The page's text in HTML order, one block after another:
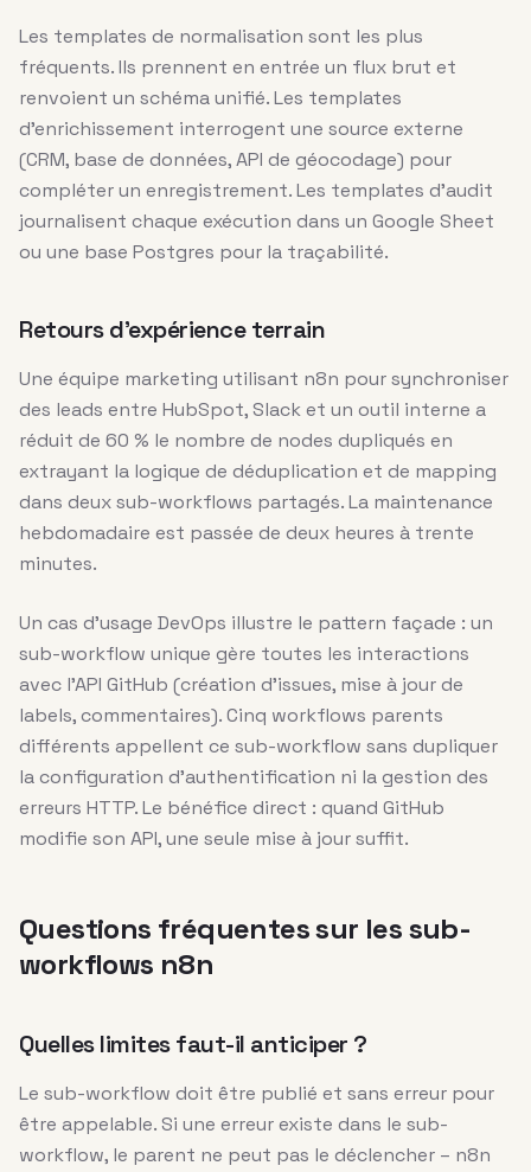
Les templates de normalisation sont les plus
fréquents. Ils prennent en entrée un flux brut et
renvoient un schéma unifié. Les templates
d’enrichissement interrogent une source externe
(CRM, base de données, API de géocodage) pour
compléter un enregistrement. Les templates d’audit
journalisent chaque exécution dans un Google Sheet
ou une base Postgres pour la traçabilité.
Retours d’expérience terrain
Une équipe marketing utilisant n8n pour synchroniser
des leads entre HubSpot, Slack et un outil interne a
réduit de 60 % le nombre de nodes dupliqués en
extrayant la logique de déduplication et de mapping
dans deux sub-workflows partagés. La maintenance
hebdomadaire est passée de deux heures à trente
minutes.
Un cas d’usage DevOps illustre le pattern façade : un
sub-workflow unique gère toutes les interactions
avec l’API GitHub (création d’issues, mise à jour de
labels, commentaires). Cinq workflows parents
différents appellent ce sub-workflow sans dupliquer
la configuration d’authentification ni la gestion des
erreurs HTTP. Le bénéfice direct : quand GitHub
modifie son API, une seule mise à jour suffit.
Questions fréquentes sur les sub-
workflows n8n
Quelles limites faut-il anticiper ?
Le sub-workflow doit être publié et sans erreur pour
être appelable. Si une erreur existe dans le sub-
workflow, le parent ne peut pas le déclencher – n8n